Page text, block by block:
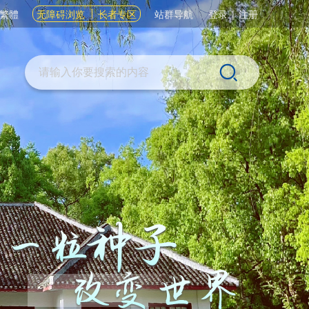
繁體 无障碍浏览 长者专区 站群导航 登录|注册